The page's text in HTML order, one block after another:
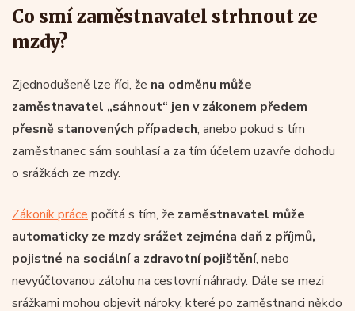
Co smí zaměstnavatel strhnout ze
mzdy?
Zjednodušeně lze říci, že na odměnu může
zaměstnavatel „sáhnout“ jen v zákonem předem
přesně stanovených případech, anebo pokud s tím
zaměstnanec sám souhlasí a za tím účelem uzavře dohodu
o srážkách ze mzdy.
Zákoník práce počítá s tím, že zaměstnavatel může
automaticky ze mzdy srážet zejména daň z příjmů,
pojistné na sociální a zdravotní pojištění, nebo
nevyúčtovanou zálohu na cestovní náhrady. Dále se mezi
srážkami mohou objevit nároky, které po zaměstnanci někdo